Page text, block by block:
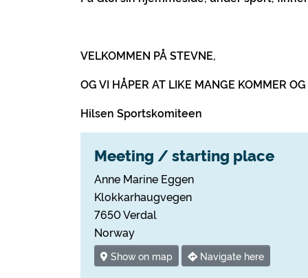
VELKOMMEN PÅ STEVNE,
OG VI HÅPER AT LIKE MANGE KOMMER
Hilsen Sportskomiteen
Meeting / starting place
Anne Marine Eggen
Klokkarhaugvegen
7650 Verdal
Norway
Show on map Navigate here